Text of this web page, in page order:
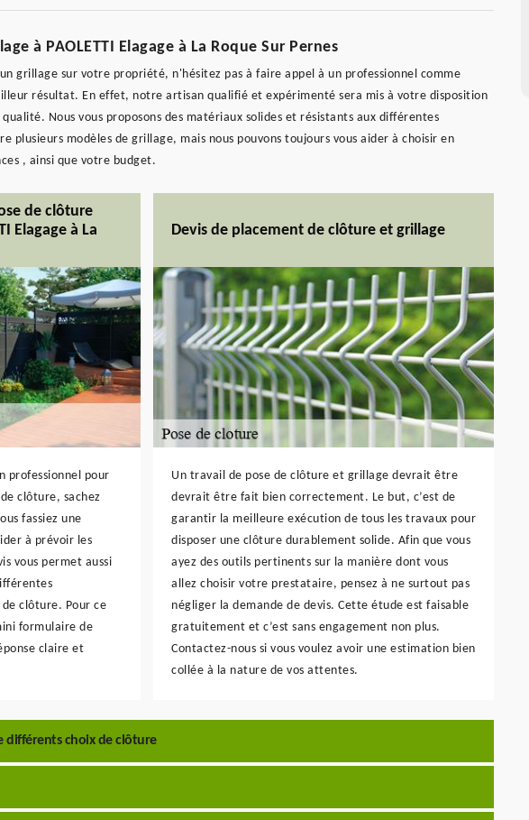
à PAOLETTI Elagage à La Roque Sur Pernes
grillage sur votre propriété, n'hésitez pas à faire appel à un professionnel comme
résultat. En effet, notre artisan qualifié et expérimenté sera mis à votre disposition
Nous vous proposons des matériaux solides et résistants aux différentes
plusieurs modèles de grillage, mais nous pouvons toujours vous aider à choisir en
, ainsi que votre budget.
de clôture
Elagage à La
professionnel pour
clôture, sachez
fassiez une
à prévoir les
vous permet aussi
clôture. Pour ce
formulaire de
claire et
Devis de placement de clôture et grillage
Un travail de pose de clôture et grillage devrait être
devrait être fait bien correctement. Le but, c’est de
garantir la meilleure exécution de tous les travaux pour
disposer une clôture durablement solide. Afin que vous
ayez des outils pertinents sur la manière dont vous
allez choisir votre prestataire, pensez à ne surtout pas
négliger la demande de devis. Cette étude est faisable
gratuitement et c’est sans engagement non plus.
Contactez-nous si vous voulez avoir une estimation bien
collée à la nature de vos attentes.
différents choix de clôture